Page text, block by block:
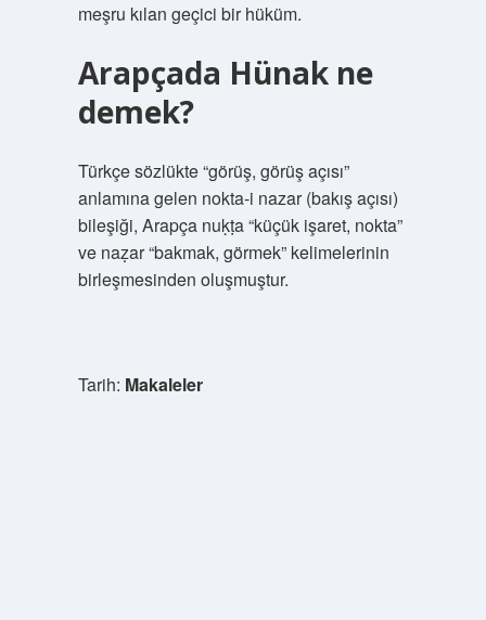
meşru kılan geçici bir hüküm.
Arapçada Hünak ne
demek?
Türkçe sözlükte “görüş, görüş açısı”
anlamına gelen nokta-i nazar (bakış açısı)
bileşiği, Arapça nuḳṭa “küçük işaret, nokta”
ve naẓar “bakmak, görmek” kelimelerinin
birleşmesinden oluşmuştur.
Tarih: Makaleler